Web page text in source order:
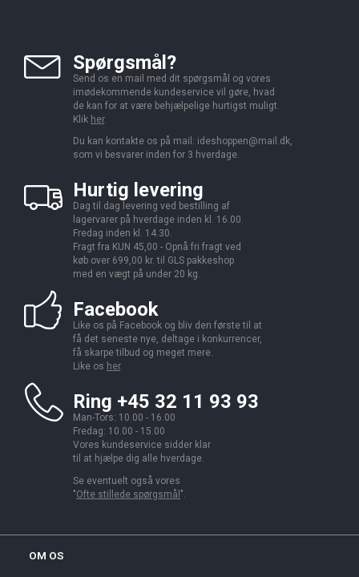
Spørgsmål?
Send os en mail med dit spørgsmål og vores
imødekommende kundeservice vil gøre, hvad
de kan for at være behjælpelige hurtigst muligt.
Klik her.
Du kan kontakte os på mail: ideshoppen@mail.dk,
som vi besvarer inden for 3 hverdage.
Hurtig levering
Dag til dag levering ved bestilling af
lagervarer på hverdage inden kl. 16.00.
Fredag inden kl. 14.30.
Fragt fra KUN 45,00 - Opnå fri fragt ved
køb over 699,00 kr. til GLS pakkeshop
med en vægt på under 20 kg.
Facebook
Like os på Facebook og bliv den første til at
få det seneste nye, deltage i konkurrencer,
få skarpe tilbud og meget mere.
Like os her.
Ring +45 32 11 93 93
Man-Tors: 10.00 - 16.00
Fredag: 10.00 - 15.00
Vores kundeservice sidder klar
til at hjælpe dig alle hverdage.
Se eventuelt også vores
"Ofte stillede spørgsmål ".
OM OS